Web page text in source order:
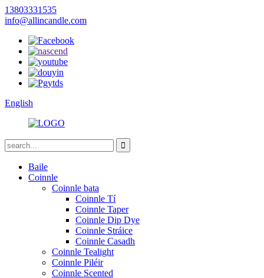
13803331535
info@allincandle.com
English
Baile
Coinnle
Coinnle bata
Coinnle Tí
Coinnle Taper
Coinnle Dip Dye
Coinnle Stráice
Coinnle Casadh
Coinnle Tealight
Coinnle Piléir
Coinnle Scented